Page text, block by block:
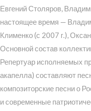
Евгений Столяров,
настоящее время —
Клименко (с 2007 г.),
Основной состав
Репертуар исполняемых
акапелла) составляют
композиторские песни о
и современные